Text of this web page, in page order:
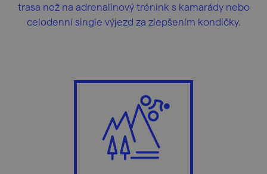
trasa než na adrenalinový trénink s kamarády nebo
celodenní single výjezd za zlepšením kondičky.